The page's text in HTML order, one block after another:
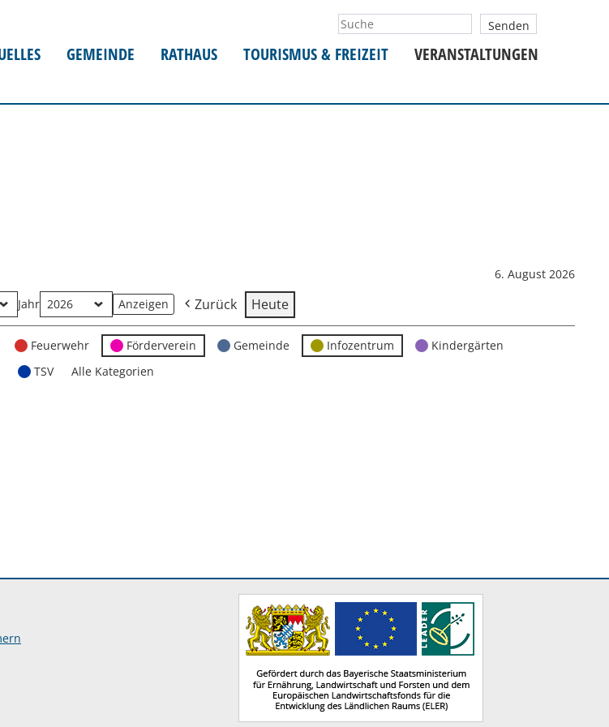
GEMEINDE RATHAUS TOURISMUS & FREIZEIT VERANSTALTUNGEN
6. August 2026
Jahr Zurück Heute
Feuerwehr Förderverein Gemeinde Infozentrum
Kindergärten
TSV
Alle Kategorien